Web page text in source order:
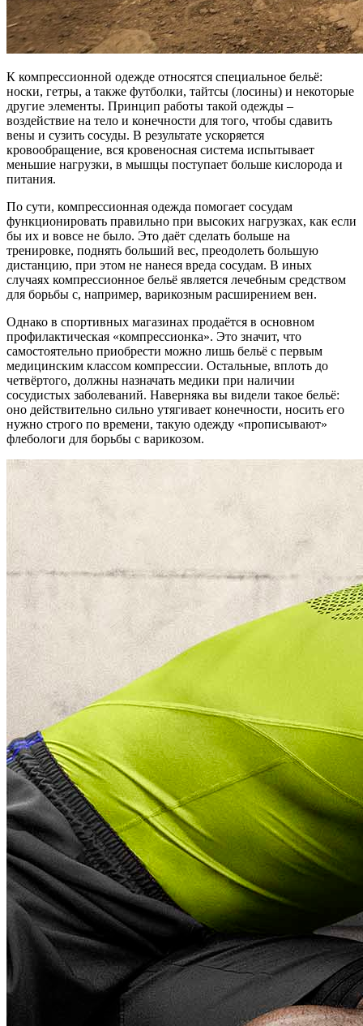
К компрессионной одежде относятся специальное бельё:
носки, гетры, а также футболки, тайтсы (лосины) и некоторые
другие элементы. Принцип работы такой одежды –
воздействие на тело и конечности для того, чтобы сдавить
вены и сузить сосуды. В результате ускоряется
кровообращение, вся кровеносная система испытывает
меньшие нагрузки, в мышцы поступает больше кислорода и
питания.
По сути, компрессионная одежда помогает сосудам
функционировать правильно при высоких нагрузках, как если
бы их и вовсе не было. Это даёт сделать больше на
тренировке, поднять больший вес, преодолеть большую
дистанцию, при этом не нанеся вреда сосудам. В иных
случаях компрессионное бельё является лечебным средством
для борьбы с, например, варикозным расширением вен.
Однако в спортивных магазинах продаётся в основном
профилактическая «компрессионка». Это значит, что
самостоятельно приобрести можно лишь бельё с первым
медицинским классом компрессии. Остальные, вплоть до
четвёртого, должны назначать медики при наличии
сосудистых заболеваний. Наверняка вы видели такое бельё:
оно действительно сильно утягивает конечности, носить его
нужно строго по времени, такую одежду «прописывают»
флебологи для борьбы с варикозом.